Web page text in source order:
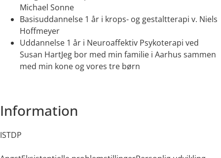
Michael Sonne
Basisuddannelse 1 år i krops- og gestaltterapi v. Niels
Hoffmeyer
Uddannelse 1 år i Neuroaffektiv Psykoterapi ved
Susan HartJeg bor med min familie i Aarhus sammen
med min kone og vores tre børn
Information
ISTDP